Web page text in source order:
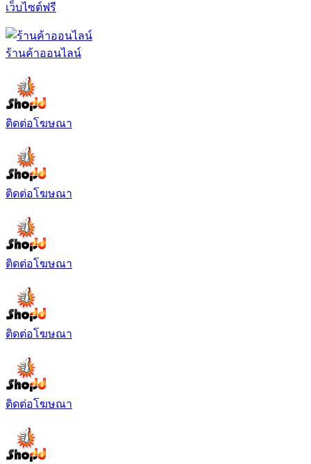
เว็บไซต์ฟรี
ร้านค้าออนไลน์
ติดต่อโฆษณา
ติดต่อโฆษณา
ติดต่อโฆษณา
ติดต่อโฆษณา
ติดต่อโฆษณา